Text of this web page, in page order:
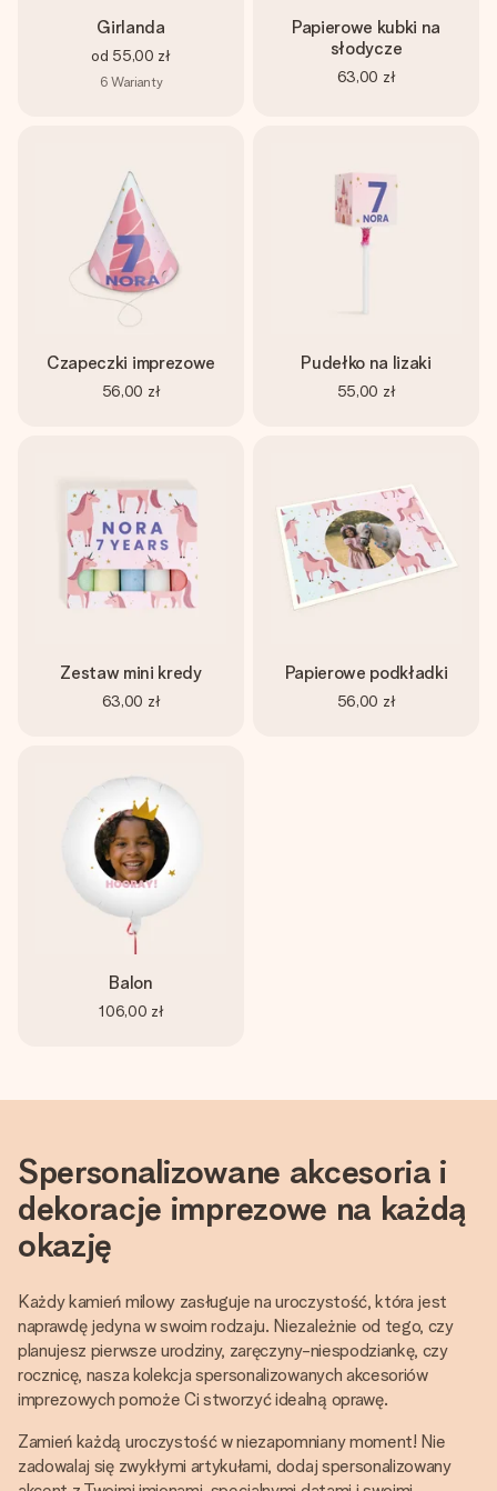
Girlanda
od 55,00 zł
6 Warianty
Papierowe kubki na
słodycze
63,00 zł
Czapeczki imprezowe
56,00 zł
Pudełko na lizaki
55,00 zł
Zestaw mini kredy
63,00 zł
Papierowe podkładki
56,00 zł
Balon
106,00 zł
Spersonalizowane akcesoria i
dekoracje imprezowe na każdą
okazję
Każdy kamień milowy zasługuje na uroczystość, która jest
naprawdę jedyna w swoim rodzaju. Niezależnie od tego, czy
planujesz pierwsze urodziny, zaręczyny-niespodziankę, czy
rocznicę, nasza kolekcja spersonalizowanych akcesoriów
imprezowych pomoże Ci stworzyć idealną oprawę.
Zamień każdą uroczystość w niezapomniany moment! Nie
zadowalaj się zwykłymi artykułami, dodaj spersonalizowany